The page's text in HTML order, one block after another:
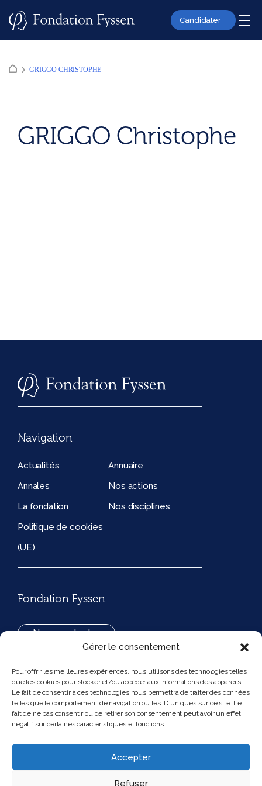
Gérer le consentement
Pour offrir les meilleures expériences, nous utilisons des technologies telles
que les cookies pour stocker et/ou accéder aux informations des appareils.
Le fait de consentir à ces technologies nous permettra de traiter des données
telles que le comportement de navigation ou les ID uniques sur ce site. Le
fait de ne pas consentir ou de retirer son consentement peut avoir un effet
négatif sur certaines caractéristiques et fonctions.
Accepter
Refuser
Candidater
GRIGGO CHRISTOPHE
GRIGGO Christophe
Navigation
Actualités
Annuaire
Annales
Nos actions
La fondation
Nos disciplines
Politique de cookies
(UE)
Fondation Fyssen
Nous contacter
194, rue de Rivoli 75001 Paris France
Nous suivre